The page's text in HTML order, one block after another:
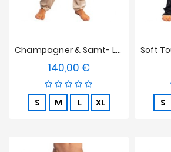
Champagner & Samt- L'Homme Unsichtbare Joggerhosen Vanille
140,00 €
S M L XL S